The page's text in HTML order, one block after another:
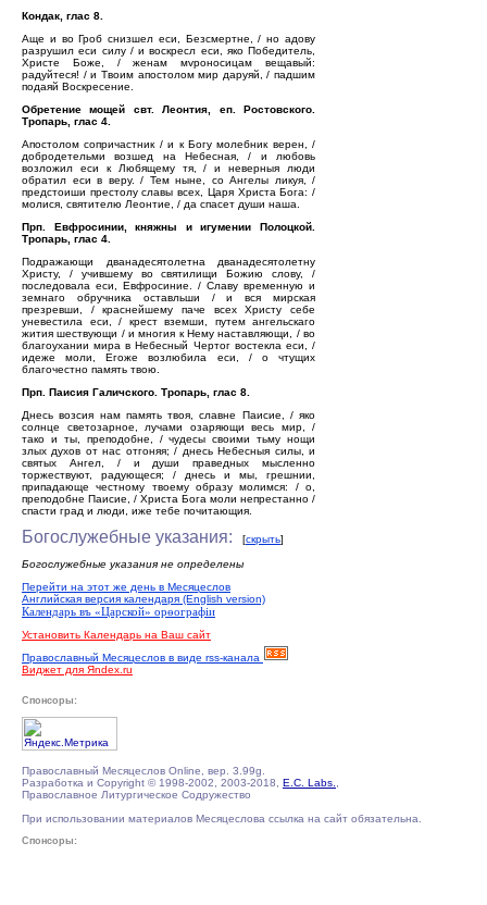
Кондак, глас 8.
Аще и во Гроб снизшел еси, Безсмертне, / но адову
разрушил еси силу / и воскресл еси, яко Победитель,
Христе Боже, / женам мvроносицам вещавый:
радуйтеся! / и Твоим апостолом мир даруяй, / падшим
подаяй Воскресение.
Обретение мощей свт. Леонтия, еп. Ростовского.
Тропарь, глас 4.
Апостолом сопричастник / и к Богу молебник верен, /
добродетельми возшед на Небесная, / и любовь
возложил еси к Любящему тя, / и неверныя люди
обратил еси в веру. / Тем ныне, со Ангелы ликуя, /
предстоиши престолу славы всех, Царя Христа Бога: /
молися, святителю Леонтие, / да спасет души наша.
Прп. Евфросинии, княжны и игумении Полоцкой.
Тропарь, глас 4.
Подражающи дванадесятолетна дванадесятолетну
Христу, / учившему во святилищи Божию слову, /
последовала еси, Евфросиние. / Славу временную и
земнаго обручника оставльши / и вся мирская
презревши, / краснейшему паче всех Христу себе
уневестила еси, / крест вземши, путем ангельскаго
жития шествующи / и многия к Нему наставляющи, / во
благоухании мира в Небесный Чертог востекла еси, /
идеже моли, Егоже возлюбила еси, / о чтущих
благочестно память твою.
Прп. Паисия Галичского. Тропарь, глас 8.
Днесь возсия нам память твоя, славне Паисие, / яко
солнце светозарное, лучами озаряющи весь мир, /
тако и ты, преподобне, / чудесы своими тьму нощи
злых духов от нас отгоняя; / днесь Небесныя силы, и
святых Ангел, / и души праведных мысленно
торжествуют, радующеся; / днесь и мы, грешнии,
припадающе честному твоему образу молимся: / о,
преподобне Паисие, / Христа Бога моли непрестанно /
спасти град и люди, иже тебе почитающия.
Богослужебные указания: [скрыть]
Богослужебные указания не определены
Перейти на этот же день в Месяцеслов
Английская версия календаря (English version)
Календарь въ «Царской» орѳографiи
Установить Календарь на Ваш сайт
Православный Месяцеслов в виде rss-канала
Виджет для Яndex.ru
Спонсоры:
Православный Месяцеслов Online, вер. 3.99g.
Разработка и Copyright © 1998-2002, 2003-2018, E.C. Labs.
Православное Литургическое Содружество
При использовании материалов Месяцеслова ссылка на сайт обязательна.
Спонсоры: